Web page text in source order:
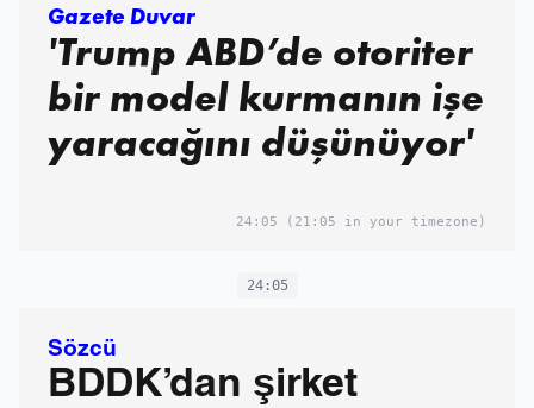
Gazete Duvar
'Trump ABD’de otoriter
bir model kurmanın işe
yaracağını düşünüyor'
24:05 (21:05 in your timezone)
24:05
Sözcü
BDDK’dan şirket